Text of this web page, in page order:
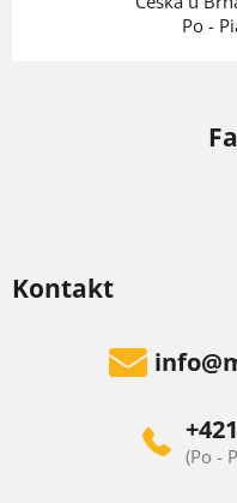
Kontakt
info@
Po -